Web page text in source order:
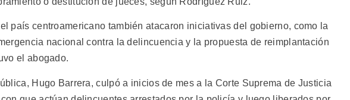
país centroamericano también atacaron iniciativas del gobierno, como la
nacional contra la delincuencia y la propuesta de reimplantación
el abogado.
Hugo Barrera, culpó a inicios de mes a la Corte Suprema de Justicia